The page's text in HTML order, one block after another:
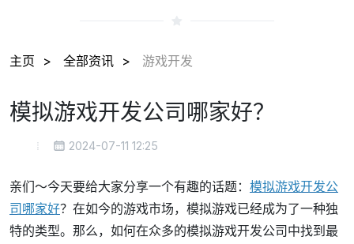
主页 全部资讯 游戏开发
模拟游戏开发公司哪家好？
2024-07-11 12:25
亲们～今天要给大家分享一个有趣的话题： 模拟游戏开发公
司哪家好？在如今的游戏市场，模拟游戏已经成为了一种独
特的类型。那么，如何在众多的模拟游戏开发公司中找到最